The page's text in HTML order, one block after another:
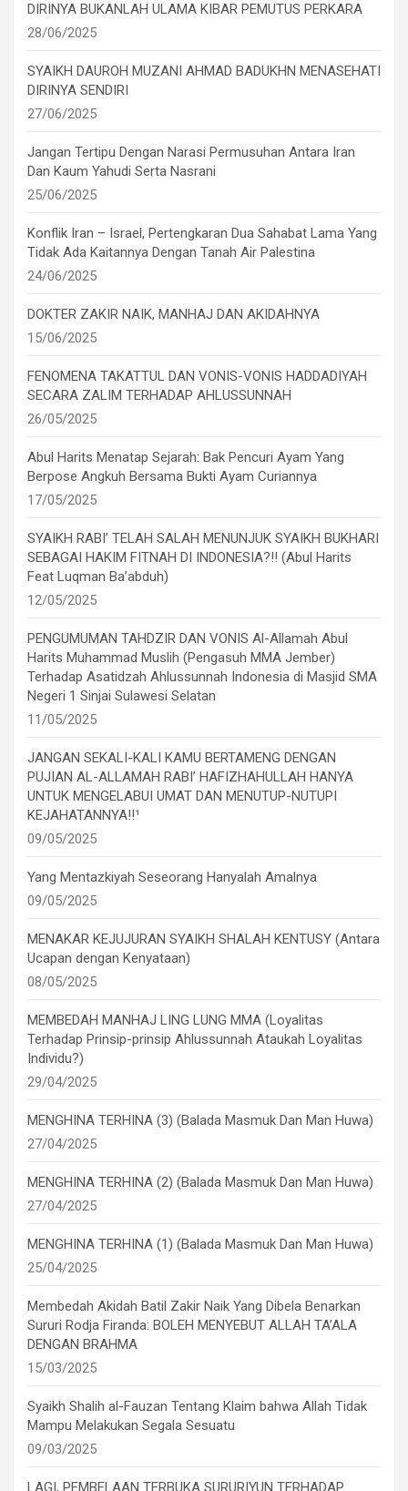
DIRINYA BUKANLAH ULAMA KIBAR PEMUTUS PERKARA
28/06/2025
SYAIKH DAUROH MUZANI AHMAD BADUKHN MENASEHATI
DIRINYA SENDIRI
27/06/2025
Jangan Tertipu Dengan Narasi Permusuhan Antara Iran
Dan Kaum Yahudi Serta Nasrani
25/06/2025
Konflik Iran – Israel, Pertengkaran Dua Sahabat Lama Yang
Tidak Ada Kaitannya Dengan Tanah Air Palestina
24/06/2025
DOKTER ZAKIR NAIK, MANHAJ DAN AKIDAHNYA
15/06/2025
FENOMENA TAKATTUL DAN VONIS-VONIS HADDADIYAH
SECARA ZALIM TERHADAP AHLUSSUNNAH
26/05/2025
Abul Harits Menatap Sejarah: Bak Pencuri Ayam Yang
Berpose Angkuh Bersama Bukti Ayam Curiannya
17/05/2025
SYAIKH RABI’ TELAH SALAH MENUNJUK SYAIKH BUKHARI
SEBAGAI HAKIM FITNAH DI INDONESIA?!! (Abul Harits
Feat Luqman Ba’abduh)
12/05/2025
PENGUMUMAN TAHDZIR DAN VONIS Al-Allamah Abul
Harits Muhammad Muslih (Pengasuh MMA Jember)
Terhadap Asatidzah Ahlussunnah Indonesia di Masjid SMA
Negeri 1 Sinjai Sulawesi Selatan
11/05/2025
JANGAN SEKALI-KALI KAMU BERTAMENG DENGAN
PUJIAN AL-ALLAMAH RABI’ HAFIZHAHULLAH HANYA
UNTUK MENGELABUI UMAT DAN MENUTUP-NUTUPI
KEJAHATANNYA!!¹
09/05/2025
Yang Mentazkiyah Seseorang Hanyalah Amalnya
09/05/2025
MENAKAR KEJUJURAN SYAIKH SHALAH KENTUSY (Antara
Ucapan dengan Kenyataan)
08/05/2025
MEMBEDAH MANHAJ LING LUNG MMA (Loyalitas
Terhadap Prinsip-prinsip Ahlussunnah Ataukah Loyalitas
Individu?)
29/04/2025
MENGHINA TERHINA (3) (Balada Masmuk Dan Man Huwa)
27/04/2025
MENGHINA TERHINA (2) (Balada Masmuk Dan Man Huwa)
27/04/2025
MENGHINA TERHINA (1) (Balada Masmuk Dan Man Huwa)
25/04/2025
Membedah Akidah Batil Zakir Naik Yang Dibela Benarkan
Sururi Rodja Firanda: BOLEH MENYEBUT ALLAH TA’ALA
DENGAN BRAHMA
15/03/2025
Syaikh Shalih al-Fauzan Tentang Klaim bahwa Allah Tidak
Mampu Melakukan Segala Sesuatu
09/03/2025
LAGI, PEMBELAAN TERBUKA SURURIYUN TERHADAP